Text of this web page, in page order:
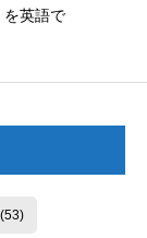
を英語で